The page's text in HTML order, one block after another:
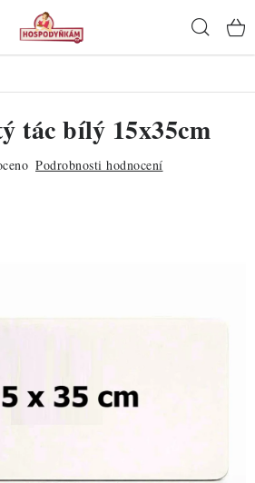
tác bílý 15x35cm
Podrobnosti hodnocení